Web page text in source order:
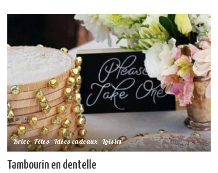
Brico Fêtes Idées cadeaux Loisirs
Tambourin en dentelle